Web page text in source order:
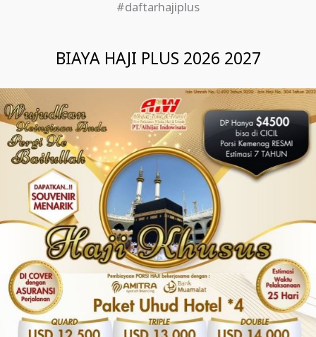
#daftarhajiplus
BIAYA HAJI PLUS 2026 2027